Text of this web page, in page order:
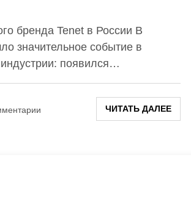
бренда Tenet в России В
значительное событие в
появился…
ЧИТАТЬ ДАЛЕЕ